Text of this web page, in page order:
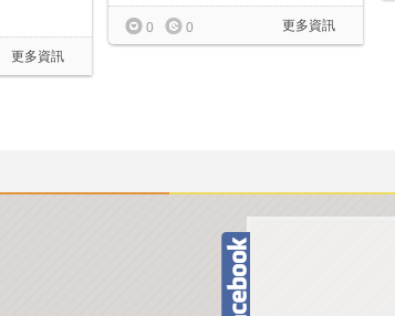
更多資訊
更多資訊
0 0